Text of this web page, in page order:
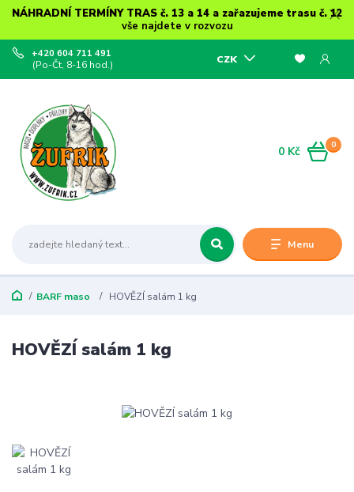
NÁHRADNÍ TERMÍNY TRAS č. 13 a 14 a zařazujeme trasu č. 12
vše najdete v rozvozu
Menu
CZK
+420 604 711 491
(Po-Čt, 8-16 hod.)
0
0 Kč
BARF maso HOVĚZÍ salám 1 kg
HOVĚZÍ salám 1 kg